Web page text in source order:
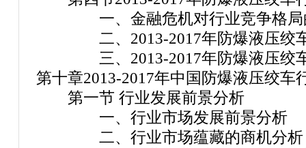
一、金融危机对行业竞争格局
二、2013-2017年防爆液压绞车
三、2013-2017年防爆液压绞车
第十章2013-2017年中国防爆液压绞车
第一节 行业发展前景分析
一、行业市场发展前景分析
二、行业市场蕴藏的商机分析